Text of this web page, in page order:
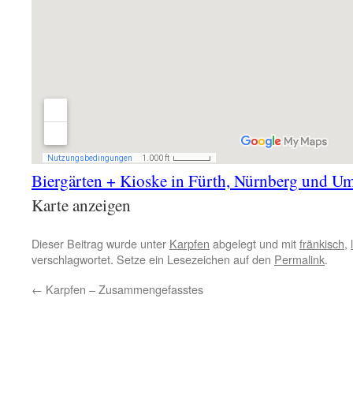
Biergärten + Kioske in Fürth, Nürnberg und
Karte anzeigen
Dieser Beitrag wurde unter Karpfen abgelegt und mitfränkisch,
verschlagwortet. Setze ein Lesezeichen auf den Permalink.
← Karpfen – Zusammengefasstes